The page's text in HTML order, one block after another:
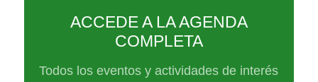
ACCEDE A LA AGENDA
COMPLETA
Todos los eventos y actividades de interés